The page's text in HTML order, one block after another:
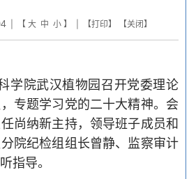
| 【 大 中 小】 | 【打印】 【关闭】
院武汉植物园召开党委理论
专题学习党的二十大精神。会
尚纳新主持，领导班子成员和
院纪检组组长曾静、监察审计
指导。